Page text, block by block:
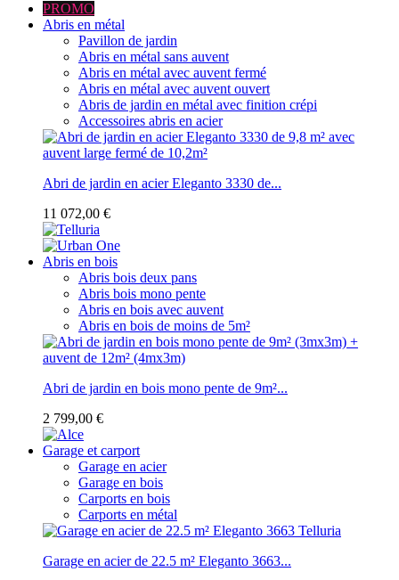
PROMO
Abris en métal
Pavillon de jardin
Abris en métal sans auvent
Abris en métal avec auvent fermé
Abris en métal avec auvent ouvert
Abris de jardin en métal avec finition crépi
Accessoires abris en acier
Abri de jardin en acier Eleganto 3330 de...
11 072,00 €
Abris en bois
Abris bois deux pans
Abris bois mono pente
Abris en bois avec auvent
Abris en bois de moins de 5m²
Abri de jardin en bois mono pente de 9m²...
2 799,00 €
Garage et carport
Garage en acier
Garage en bois
Carports en bois
Carports en métal
Garage en acier de 22.5 m² Eleganto 3663...